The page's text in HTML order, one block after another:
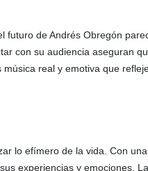
futuro de Andrés Obregón
con su audiencia aseguran
real y emotiva que
lo efímero de la vida. Con
experiencias y emociones.